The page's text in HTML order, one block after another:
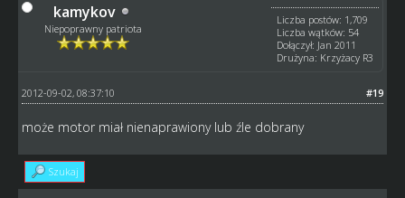
kamykov
Niepoprawny patriota
Liczba postów: 1,709
Liczba wątków: 54
Dołączył: Jan 2011
Drużyna: Krzyżacy R3
#19
2012-09-02, 08:37:10
może motor miał nienaprawiony lub źle dobrany
Szukaj